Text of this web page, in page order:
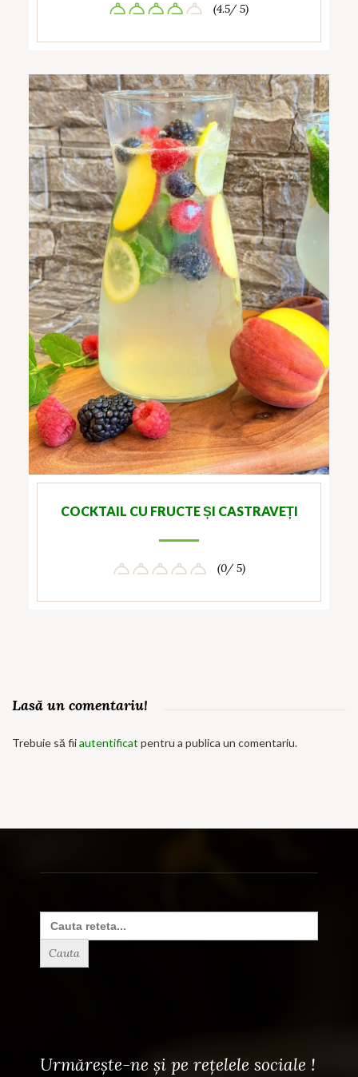
(4.5/ 5)
COCKTAIL CU FRUCTE ȘI CASTRAVEȚI
(0/ 5)
Lasă un comentariu!
Trebuie să fiiautentificat pentru a publica un comentariu.
Search
for:
Urmărește-ne și pe rețelele sociale !